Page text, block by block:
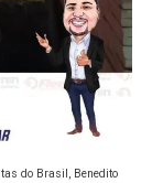
do Brasil, Benedito